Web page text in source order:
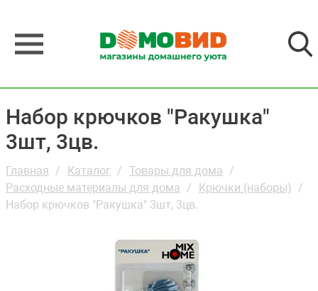
Набор крючков "Ракушка"
3шт, 3цв.
Главная Каталог
Товары для дома
Расходные материалы для дома
Крючки (наборы)
Набор крючков "Ракушка" 3шт, 3цв.